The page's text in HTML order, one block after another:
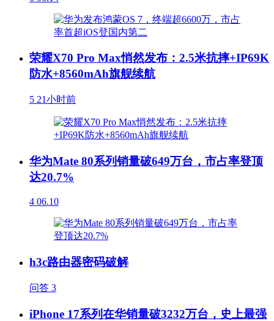
荣耀X70 Pro Max悄然发布：2.5米抗摔+IP69K
防水+8560mAh旗舰续航
5 21小时前
华为Mate 80系列销量破649万台，市占率登顶
达20.7%
4 06.10
h3c路由器密码破解
问答 3
iPhone 17系列在华销量破3232万台，史上最强